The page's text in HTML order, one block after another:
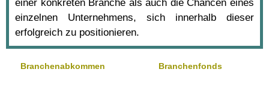
einer konkreten Branche als auch die Chancen eines
einzelnen Unternehmens, sich innerhalb dieser
erfolgreich zu positionieren.
Branchenabkommen Branchenfonds